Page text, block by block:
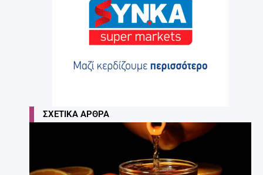
ΣΧΕΤΙΚΆ ΆΡΘΡΑ